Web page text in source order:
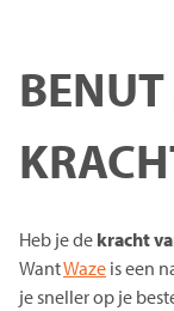
Heb je de kracht
WantWaze is een
je sneller op je